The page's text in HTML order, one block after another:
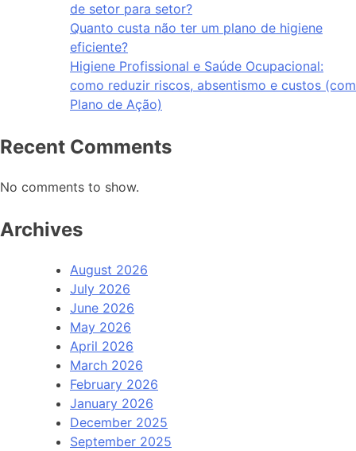
de setor para setor?
Quanto custa não ter um plano de higiene
eficiente?
Higiene Profissional e Saúde Ocupacional:
como reduzir riscos, absentismo e custos (com
Plano de Ação)
Recent Comments
No comments to show.
Archives
August 2026
July 2026
June 2026
May 2026
April 2026
March 2026
February 2026
January 2026
December 2025
September 2025